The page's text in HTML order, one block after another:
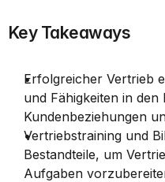
Key Takeaways
Erfolgreicher Vertrieb
und Fähigkeiten in
Kundenbeziehungen
Vertriebstraining und
Bestandteile, um
Aufgaben